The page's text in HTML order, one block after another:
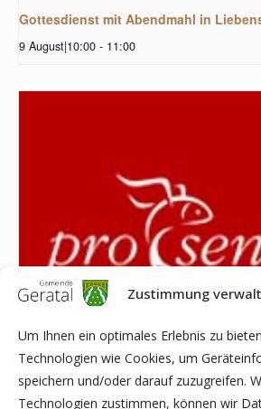
Zustimmung
Um Ihnen ein optimales Erlebnis zu
Technologien wie Cookies, um
speichern und/oder darauf zuzugreifen.
Technologien zustimmen, können wir
Gottesdienst mit Abendmahl in
9 August|10:00 - 11:00
Rosenfest im Pro-Seniore in